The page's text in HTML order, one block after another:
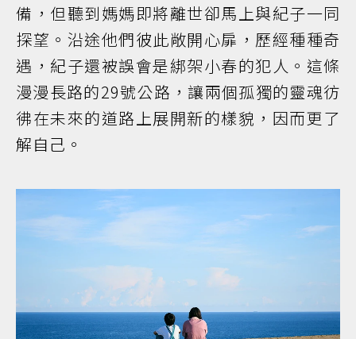
備，但聽到媽媽即將離世卻馬上與紀子一同
探望。沿途他們彼此敞開心扉，歷經種種奇
遇，紀子還被誤會是綁架小春的犯人。這條
漫漫長路的29號公路，讓兩個孤獨的靈魂彷
彿在未來的道路上展開新的樣貌，因而更了
解自己。